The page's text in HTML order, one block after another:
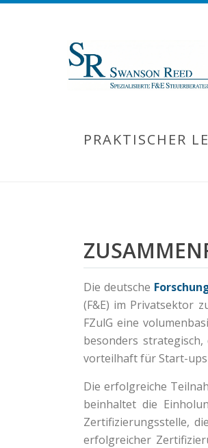
PRAKTISCHER
Die deutsche
(F&E) im Privatsektor
FZulG eine
besonders
vorteilhaft für Start-
Die erfolgreiche
beinhaltet die
Zertifizierungsstelle,
erfolgreicher